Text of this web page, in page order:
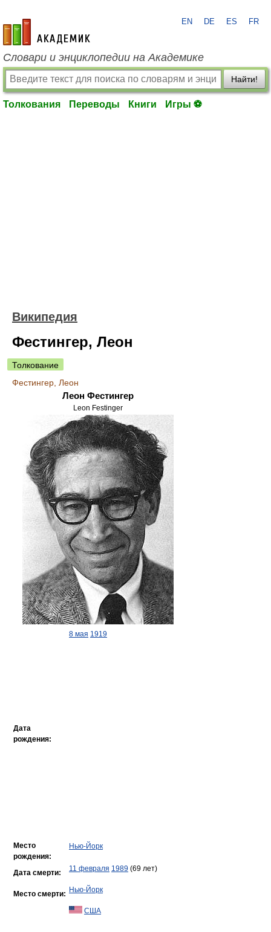
academic.ru
EN DE ES FR
Словари и энциклопедии на Академике
Найти!
Толкования Переводы Книги Игры ⚽
Википедия
Фестингер, Леон
Толкование
Фестингер, Леон
Леон Фестингер
Leon Festinger
Дата
рождения:
8 мая 1919
Место
рождения:
Нью-Йорк
Дата смерти: 11 февраля 1989 (69 лет)
Место смерти: Нью-Йорк
США